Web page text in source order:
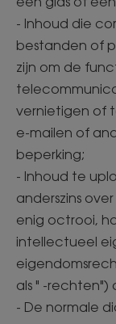
- Inhoud die
bestanden of
zijn om de
vernietigen of
e-mailen of
beperking;
- Inhoud te
anderszins
enig octrooi,
intellectueel
als " -
- De normale